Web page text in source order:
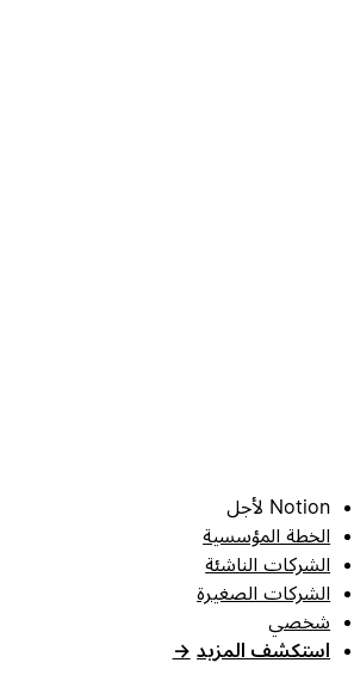
Notion لأجل
الخطة المؤسسية
الشركات الناشئة
الشركات الصغيرة
شخصي
استكشف المزيد →